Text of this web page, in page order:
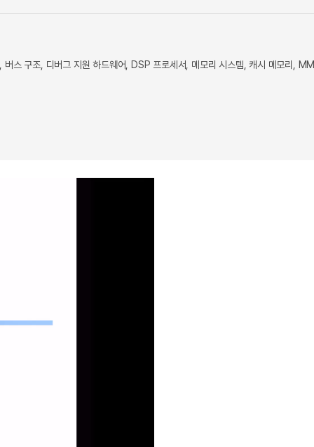
스 구조, 디버그 지원 하드웨어, DSP 프로세서, 메모리 시스템, 캐시 메모리,